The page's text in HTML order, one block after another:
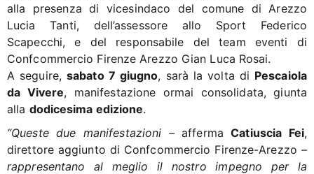
alla presenza di vicesindaco del comune di Arezzo
Lucia Tanti, dell’assessore allo Sport Federico
Scapecchi, e del responsabile del team eventi di
Confcommercio Firenze Arezzo Gian Luca Rosai.
A seguire,sabato 7 giugno, sarà la volta di Pescaiola
da Vivere, manifestazione ormai consolidata, giunta
alla dodicesima edizione.
“Queste due manifestazioni –affermaCatiuscia Fei,
direttore aggiunto di Confcommercio Firenze-Arezzo –
rappresentano al meglio il nostro impegno per la